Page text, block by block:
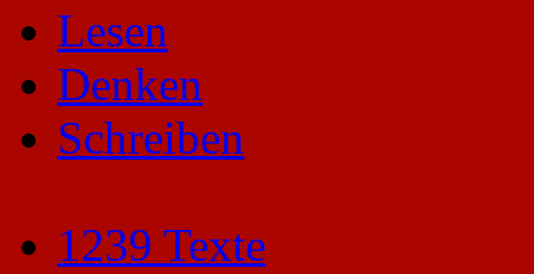
Lesen
Denken
Schreiben
1239 Texte